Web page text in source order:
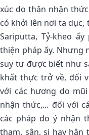
xúc do thân nhận
có khởi lên nơi ta dục,
Sariputta, Tỷ-kheo
thiện pháp ấy. Nhưng
suy tư được biết như
khất thực trở về, đối
với các hương do
nhận thức,... đối với
các pháp do ý nhận
tham, sân, si hay hận